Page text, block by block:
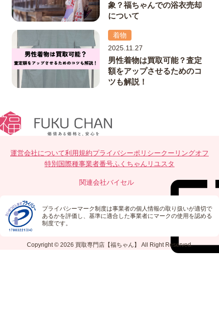
象？福ちゃんでの浴衣売却
について
着物
2025.11.27
男性着物は買取可能？査定
額をアップさせるためのコ
ツも解説！
運営会社について利用規約プライバシーポリシークーリングオフ
特別国際種事業者番号ふくちゃんリユスタ
関連会社バイセル
プライバシーマーク制度は事業者の個人情報の取り扱いが適切で
あるかを評価し、基準に適合した事業者にマークの使用を認める
制度です。
Copyright © 2026 買取専門店【福ちゃん】 All Right Reserved.